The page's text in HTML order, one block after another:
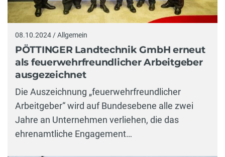
08.10.2024 / Allgemein
PÖTTINGER Landtechnik GmbH erneut
als feuerwehrfreundlicher Arbeitgeber
ausgezeichnet
Die Auszeichnung „feuerwehrfreundlicher
Arbeitgeber“ wird auf Bundesebene alle zwei
Jahre an Unternehmen verliehen, die das
ehrenamtliche Engagement…